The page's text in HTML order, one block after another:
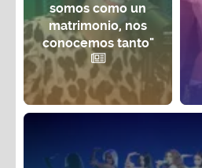
somos como un
matrimonio, nos
conocemos tanto"